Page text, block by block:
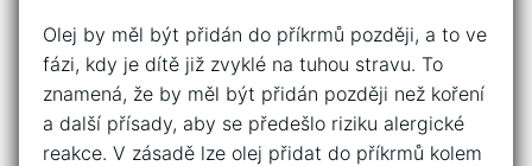
Olej by měl být přidán do příkrmů později, a to ve
fázi, kdy je dítě již zvyklé na tuhou stravu. To
znamená, že by měl být přidán později než koření
a další přísady, aby se předešlo riziku alergické
reakce. V zásadě lze olej přidat do příkrmů kolem